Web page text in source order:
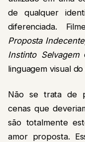
de qualquer
diferenciada.
Proposta
Instinto Selvagem
linguagem visual
Não se trata de
cenas que
são totalmente
amor proposta.